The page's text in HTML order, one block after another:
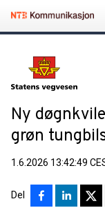
Ny
grøn
1.6.2026 13:42:49
Del